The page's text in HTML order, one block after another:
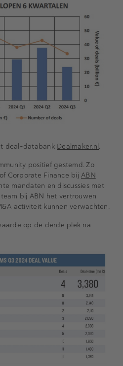
deal-databank Dealmaker.nl.
positief gestemd. Zo
Corporate Finance bij ABN
mandaten en discussies met
bij ABN het vertrouwen
activiteit kunnen verwachten.
op de derde plek na